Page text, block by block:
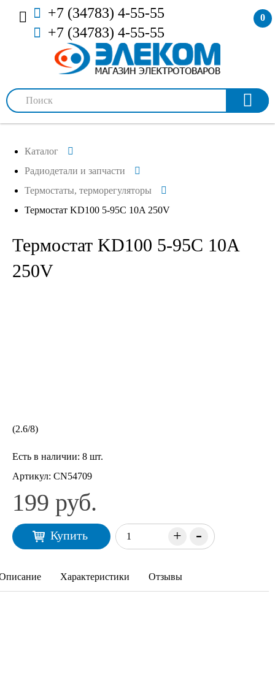
+7 (34783) 4-55-55
+7 (34783) 4-55-55
0
Каталог
Радиодетали и запчасти
Термостаты, терморегуляторы
Термостат KD100 5-95С 10A 250V
Термостат KD100 5-95С 10A
250V
(2.6/8)
Есть в наличии: 8 шт.
Артикул: CN54709
199 руб.
+ -
Купить
Характеристики Отзывы